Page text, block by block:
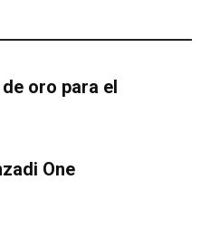
oro para el
One